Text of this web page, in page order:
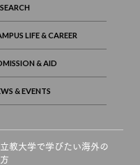
立教大学で学びたい海外の
方